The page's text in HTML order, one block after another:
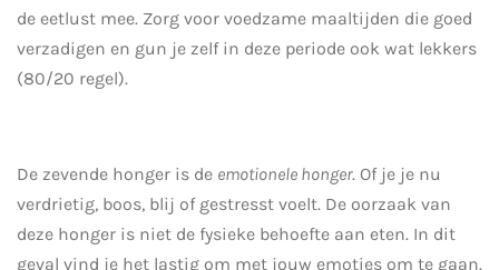
de eetlust mee. Zorg voor voedzame maaltijden die goed
verzadigen en gun je zelf in deze periode ook wat lekkers
(80/20 regel).
De zevende honger is de emotionele honger. Of je je nu
verdrietig, boos, blij of gestresst voelt. De oorzaak van
deze honger is niet de fysieke behoefte aan eten. In dit
geval vind je het lastig om met jouw emoties om te gaan.